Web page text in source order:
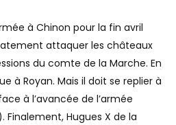
à Chinon pour la fin avril
attaquer les châteaux
du comte de la Marche. En
à Royan. Mais il doit se replier à
à l’avancée de l’armée
Finalement, Hugues X de la